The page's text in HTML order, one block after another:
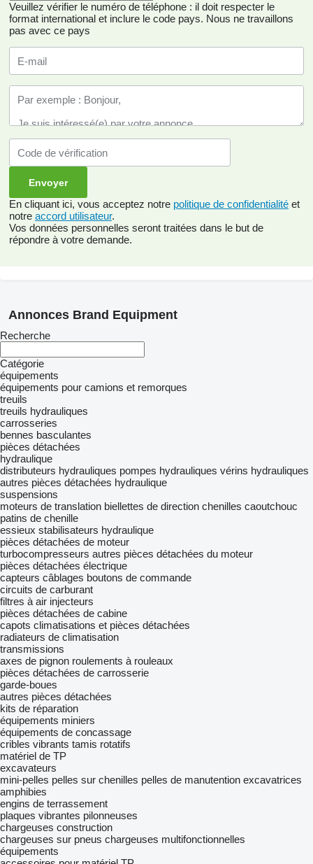
Veuillez vérifier le numéro de téléphone : il doit respecter le
format international et inclure le code pays. Nous ne travaillons
pas avec ce pays
En cliquant ici, vous acceptez notre politique de confidentialité et
notre accord utilisateur.
Vos données personnelles seront traitées dans le but de
répondre à votre demande.
Annonces Brand Equipment
Recherche
Catégorie
équipements
équipements pour camions et remorques
treuils
treuils hydrauliques
carrosseries
bennes basculantes
pièces détachées
hydraulique
distributeurs hydrauliques pompes hydrauliques vérins hydrauliques
autres pièces détachées hydraulique
suspensions
moteurs de translation biellettes de direction chenilles caoutchouc
patins de chenille
essieux stabilisateurs hydraulique
pièces détachées de moteur
turbocompresseurs autres pièces détachées du moteur
pièces détachées électrique
capteurs câblages boutons de commande
circuits de carburant
filtres à air injecteurs
pièces détachées de cabine
capots climatisations et pièces détachées
radiateurs de climatisation
transmissions
axes de pignon roulements à rouleaux
pièces détachées de carrosserie
garde-boues
autres pièces détachées
kits de réparation
équipements miniers
équipements de concassage
cribles vibrants tamis rotatifs
matériel de TP
excavateurs
mini-pelles pelles sur chenilles pelles de manutention excavatrices
amphibies
engins de terrassement
plaques vibrantes pilonneuses
chargeuses construction
chargeuses sur pneus chargeuses multifonctionnelles
équipements